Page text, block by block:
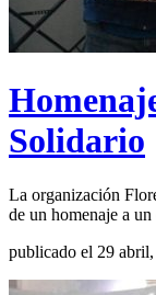
Solidario
La organización
de un homenaje a
publicado el 29